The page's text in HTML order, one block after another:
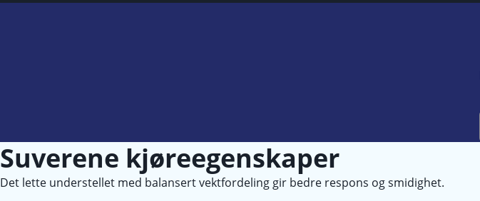
Suverene kjøreegenskaper
Det lette understellet med balansert vektfordeling gir bedre respons og smidighet.